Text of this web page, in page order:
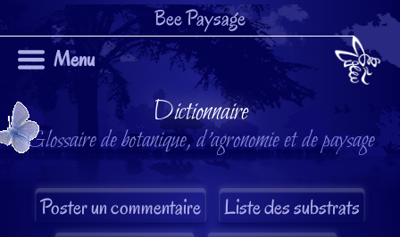
Bee Paysage
Menu
Dictionnaire
Glossaire de botanique, d'agronomie et de paysage
Liste des substrats